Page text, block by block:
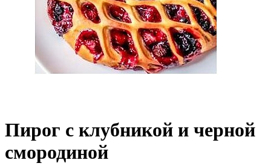
Пирог с клубникой и черной
смородиной